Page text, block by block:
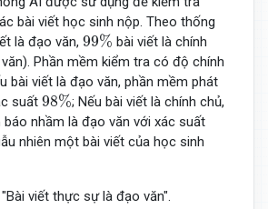
bài viết học sinh nộp. Theo thống
là đạo văn, 99%
99% bài viết là chính
Phần mềm kiểm tra có độ chính
bài viết là đạo văn, phần mềm phát
suất 98%
98%; Nếu bài viết là chính chủ,
nhầm là đạo văn với xác suất
nhiên một bài viết của học sinh
viết thực sự là đạo văn".